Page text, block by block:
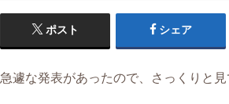
ポスト シェア
急遽な発表があったので、さっくりと見